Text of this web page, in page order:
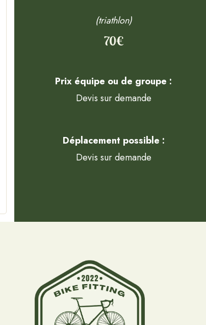
(triathlon)
70€
Prix équipe ou de groupe :
Devis sur demande
Déplacement possible :
Devis sur demande